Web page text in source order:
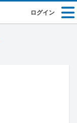
ログイン